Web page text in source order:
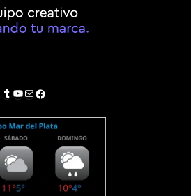
Tumblr
YouTube
Correo electrónico
Facebook